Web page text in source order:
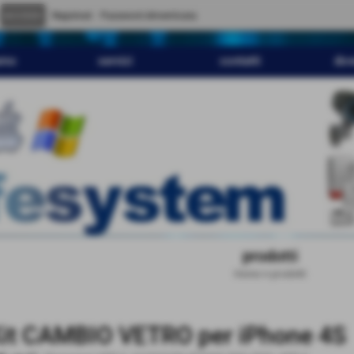
servizi contatti
prodotti
CAMBIO VETRO per iPhone 4S